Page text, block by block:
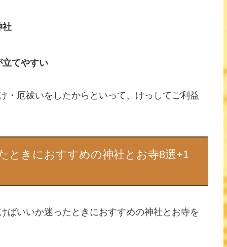
社
てやすい
・厄祓いをしたからといって、けっしてご利益
ときにおすすめの神社とお寺8選+1
ばいいか迷ったときにおすすめの神社とお寺を